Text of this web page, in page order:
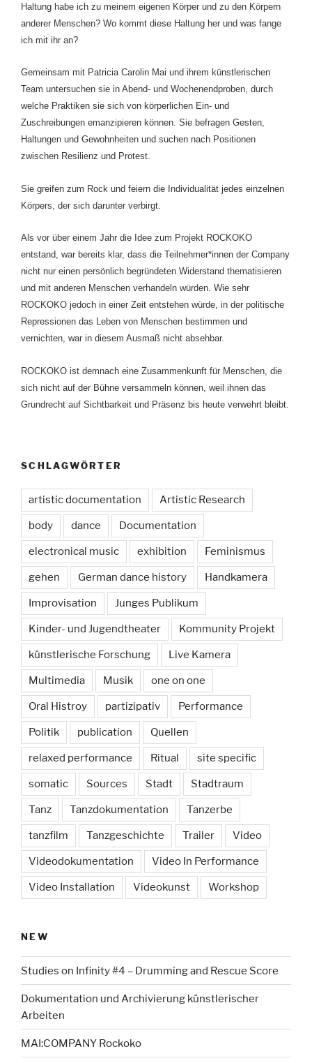
Haltung habe ich zu meinem eigenen Körper und zu den Körpern
anderer Menschen? Wo kommt diese Haltung her und was fange
ich mit ihr an?
Gemeinsam mit Patricia Carolin Mai und ihrem künstlerischen
Team untersuchen sie in Abend- und Wochenendproben, durch
welche Praktiken sie sich von körperlichen Ein- und
Zuschreibungen emanzipieren können. Sie befragen Gesten,
Haltungen und Gewohnheiten und suchen nach Positionen
zwischen Resilienz und Protest.
Sie greifen zum Rock und feiern die Individualität jedes einzelnen
Körpers, der sich darunter verbirgt.
Als vor über einem Jahr die Idee zum Projekt ROCKOKO
entstand, war bereits klar, dass die Teilnehmer*innen der Company
nicht nur einen persönlich begründeten Widerstand thematisieren
und mit anderen Menschen verhandeln würden. Wie sehr
ROCKOKO jedoch in einer Zeit entstehen würde, in der politische
Repressionen das Leben von Menschen bestimmen und
vernichten, war in diesem Ausmaß nicht absehbar.
ROCKOKO ist demnach eine Zusammenkunft für Menschen, die
sich nicht auf der Bühne versammeln können, weil ihnen das
Grundrecht auf Sichtbarkeit und Präsenz bis heute verwehrt bleibt.
SCHLAGWÖRTER
artistic documentation Artistic Research
body dance Documentation
electronical music exhibition Feminismus
gehen German dance history Handkamera
Improvisation Junges Publikum
Kinder- und Jugendtheater Kommunity Projekt
künstlerische Forschung Live Kamera
Multimedia Musik one on one
Oral Histroy partizipativ Performance
Politik publication Quellen
relaxed performance Ritual site specific
somatic Sources Stadt Stadtraum
Tanz Tanzdokumentation Tanzerbe
tanzfilm Tanzgeschichte Trailer Video
Videodokumentation Video In Performance
Video Installation Videokunst Workshop
NEW
Studies on Infinity #4 – Drumming and Rescue Score
Dokumentation und Archivierung künstlerischer
Arbeiten
MAI:COMPANY Rockoko